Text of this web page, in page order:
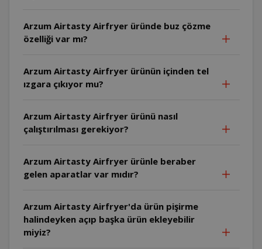
Arzum Airtasty Airfryer üründe buz çözme
özelliği var mı?
Arzum Airtasty Airfryer ürünün içinden tel
ızgara çıkıyor mu?
Arzum Airtasty Airfryer ürünü nasıl
çalıştırılması gerekiyor?
Arzum Airtasty Airfryer ürünle beraber
gelen aparatlar var mıdır?
Arzum Airtasty Airfryer'da ürün pişirme
halindeyken açıp başka ürün ekleyebilir
miyiz?